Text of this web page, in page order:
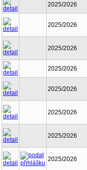
2025/2026
2025/2026
2025/2026
2025/2026
2025/2026
2025/2026
2025/2026
2025/2026